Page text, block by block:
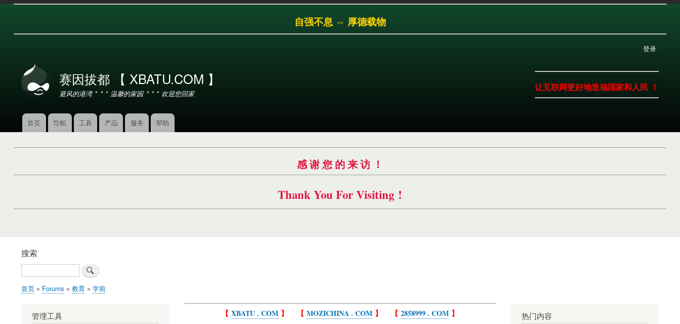
转
到
自强不息 ⇔ 厚德载物
户
登录
赛因拔都 【 XBATU.COM 】
避风的港湾 * * * 温馨的家园 * * * 欢迎您回家
让互联网更好地造福国家和人民 ！
航
首页 导航 工具 产品 服务 帮助
感 谢 您 的 来 访 ！
Thank You For Visiting !
搜索
索
面
首页 Forums 教育 学前
【 XBATU . COM 】 【 MOZICHINA . COM 】 【 2858999 . COM 】
管理工具 热门内容